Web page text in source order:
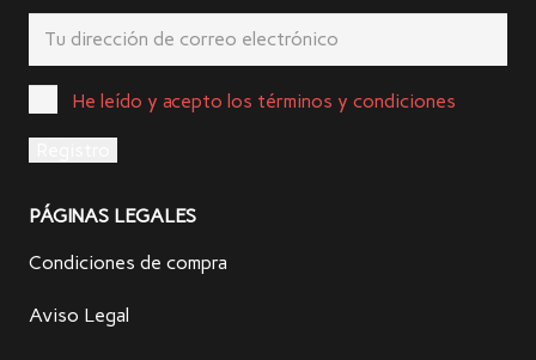
He leído y acepto los términos y condiciones
PÁGINAS LEGALES
Condiciones de compra
Aviso Legal